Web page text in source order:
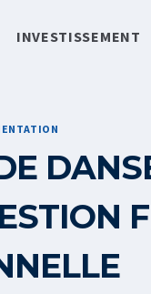
INVESTISSEMENT